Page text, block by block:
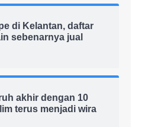
di Kelantan, daftar
sebenarnya jual
akhir dengan 10
terus menjadi wira